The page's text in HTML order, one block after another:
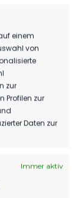
einem
von
zur
Profilen zur
Daten zur
Immer aktiv